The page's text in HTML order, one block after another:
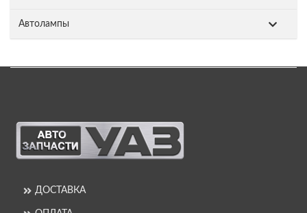
Автолампы
ДОСТАВКА